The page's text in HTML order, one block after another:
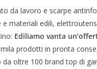
da lavoro e scarpe
e materiali edili,
Ediliamo vanta
prodotti in pronta
oltre 100 brand top di